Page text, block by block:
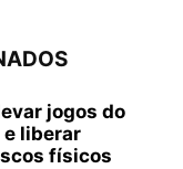
jogos do
e liberar
físicos